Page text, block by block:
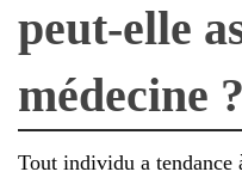
peut-elle
médecine ?
Tout individu a tendance